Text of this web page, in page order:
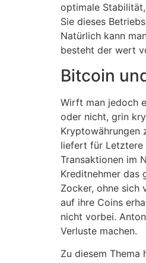
optimale
Sie dieses
Natürlich kann
besteht der wert
Bitcoin
Wirft man jedoch
oder nicht, grin
Kryptowährungen
liefert für Letztere
Transaktionen im
Kreditnehmer das
Zocker, ohne sich
auf ihre Coins
nicht vorbei.
Verluste machen.
Zu diesem Thema